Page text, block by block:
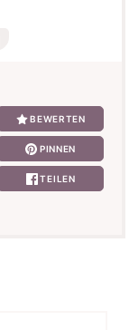
BEWERTEN
PINNEN
TEILEN